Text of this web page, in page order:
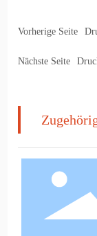
Vorherige Seite
Nächste Seite